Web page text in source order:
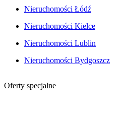
Nieruchomości Łódź
Nieruchomości Kielce
Nieruchomości Lublin
Nieruchomości Bydgoszcz
Oferty specjalne